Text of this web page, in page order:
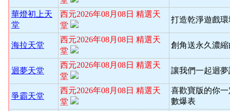
華燈初上天
堂
西元2026年08月08日 精選天
堂
打造乾淨遊戲
海拉天堂
西元2026年08月08日 精選天
堂
創角送永久濃
迴夢天堂
西元2026年08月08日 精選天
堂
讓我們一起迴
爭霸天堂
西元2026年08月08日 精選天
堂
喜歡寶版的你
數爆表